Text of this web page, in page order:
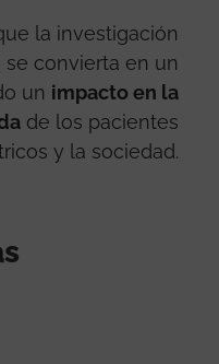
la investigación
se convierta en un
un impacto en la
de los pacientes
y la sociedad.